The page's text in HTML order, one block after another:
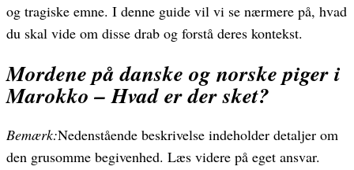
og tragiske emne. I denne guide vil vi se nærmere på, hvad
du skal vide om disse drab og forstå deres kontekst.
Mordene på danske og norske piger i
Marokko – Hvad er der sket?
Bemærk:Nedenstående beskrivelse indeholder detaljer om
den grusomme begivenhed. Læs videre på eget ansvar.